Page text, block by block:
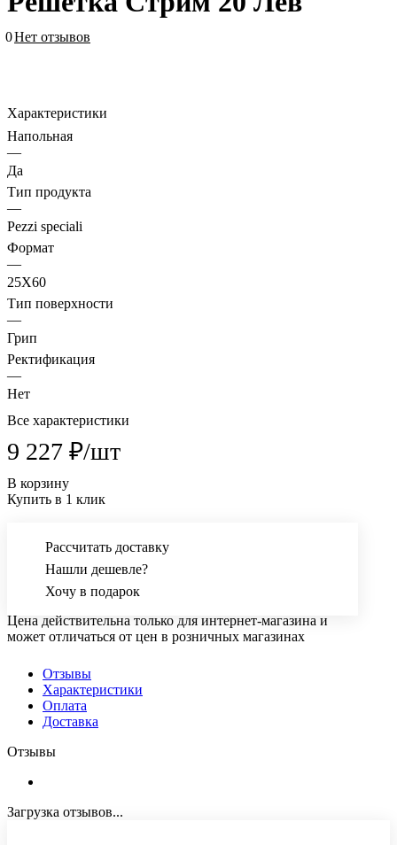
0Нет отзывов
Характеристики
Напольная
—
Да
Тип продукта
—
Pezzi speciali
Формат
—
25X60
Тип поверхности
—
Грип
Ректификация
—
Нет
Все характеристики
9 227 ₽/шт
В корзину
Купить в 1 клик
Рассчитать доставку
Нашли дешевле?
Хочу в подарок
Цена действительна только для интернет-магазина и
может отличаться от цен в розничных магазинах
Отзывы
Характеристики
Оплата
Доставка
Отзывы
Загрузка отзывов...